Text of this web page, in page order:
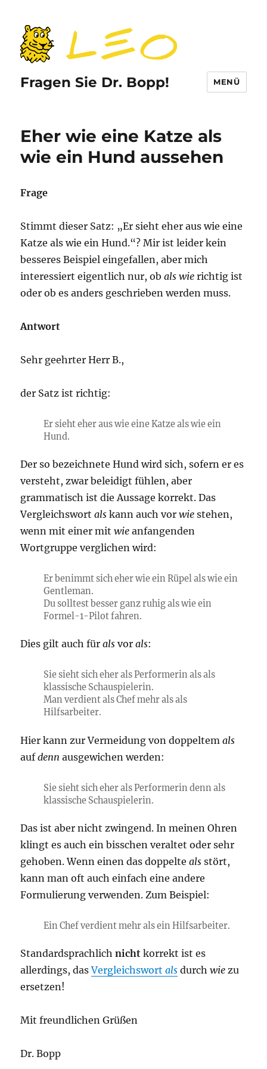
Fragen Sie Dr. Bopp! MENÜ
Eher wie eine Katze als
wie ein Hund aussehen
Frage
Stimmt dieser Satz: „Er sieht eher aus wie eine
Katze als wie ein Hund.“? Mir ist leider kein
besseres Beispiel eingefallen, aber mich
interessiert eigentlich nur, obals wie richtig ist
oder ob es anders geschrieben werden muss.
Antwort
Sehr geehrter Herr B.,
der Satz ist richtig:
Er sieht eher aus wie eine Katze als wie ein
Hund.
Der so bezeichnete Hund wird sich, sofern er es
versteht, zwar beleidigt fühlen, aber
grammatisch ist die Aussage korrekt. Das
Vergleichswortals kann auch vorwie stehen,
wenn mit einer mitwie anfangenden
Wortgruppe verglichen wird:
Er benimmt sich eher wie ein Rüpel als wie ein
Gentleman.
Du solltest besser ganz ruhig als wie ein
Formel-1-Pilot fahren.
Dies gilt auch fürals vorals:
Sie sieht sich eher als Performerin als als
klassische Schauspielerin.
Man verdient als Chef mehr als als
Hilfsarbeiter.
Hier kann zur Vermeidung von doppeltemals
aufdenn ausgewichen werden:
Sie sieht sich eher als Performerin denn als
klassische Schauspielerin.
Das ist aber nicht zwingend. In meinen Ohren
klingt es auch ein bisschen veraltet oder sehr
gehoben. Wenn einen das doppeltealsstört,
kann man oft auch einfach eine andere
Formulierung verwenden. Zum Beispiel:
Ein Chef verdient mehr als ein Hilfsarbeiter.
Standardsprachlichnicht korrekt ist es
allerdings, dasVergleichswortals durch wie zu
ersetzen!
Mit freundlichen Grüßen
Dr. Bopp